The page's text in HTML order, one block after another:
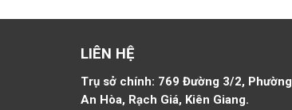
LIÊN HỆ
Trụ sở chính: 769 Đường 3/2, Phường
An Hòa, Rạch Giá, Kiên Giang.